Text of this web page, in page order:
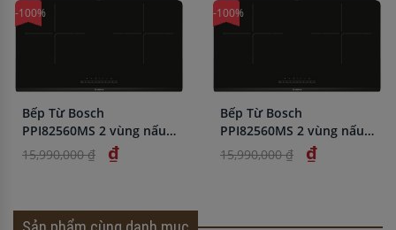
-100%
Bếp Từ Bosch
PPI82560MS 2 vùng nấu
nhập khẩu chính hãng
15,990,000 ₫ ₫
-100%
Bếp Từ Bosch
PPI82560MS 2 vùng nấu
nhập khẩu chính hãng
15,990,000 ₫ ₫